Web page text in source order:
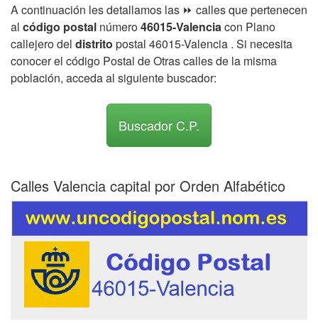
A continuación les detallamos las ⏩ calles que pertenecen
al código postal número46015-Valenciacon Plano
callejero del distrito postal 46015-Valencia . Si necesita
conocer el código Postal de Otras calles de la misma
población, acceda al siguiente buscador:
Buscador C.P.
Calles Valencia capital por Orden Alfabético